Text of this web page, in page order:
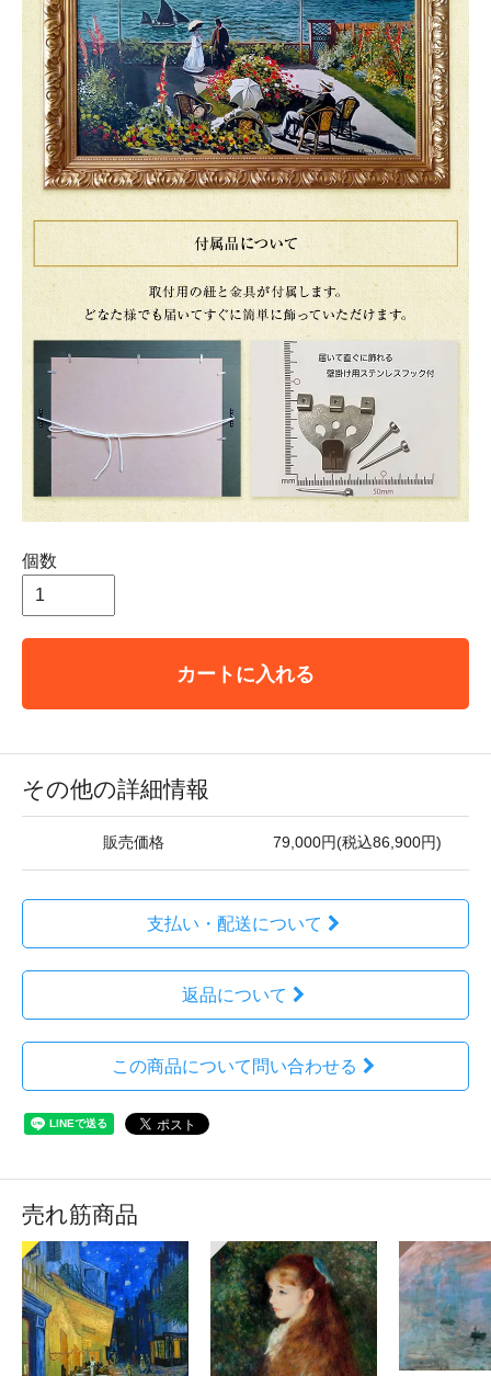
個数
カートに入れる
その他の詳細情報
販売価格 79,000円(税込86,900円)
支払い・配送について
返品について
この商品について問い合わせる
売れ筋商品